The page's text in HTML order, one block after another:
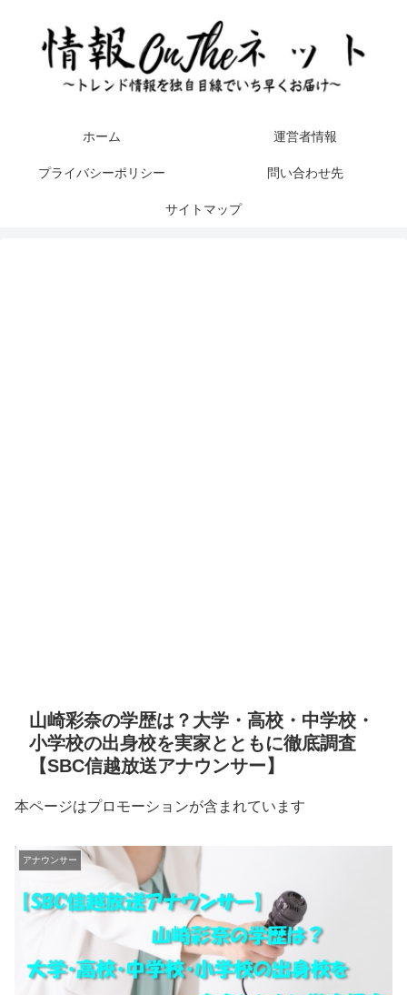
ホーム 運営者情報
プライバシーポリシー 問い合わせ先
サイトマップ
山崎彩奈の学歴は？大学・高校・中学校・
小学校の出身校を実家とともに徹底調査
【SBC信越放送アナウンサー】
本ページはプロモーションが含まれています
アナウンサー